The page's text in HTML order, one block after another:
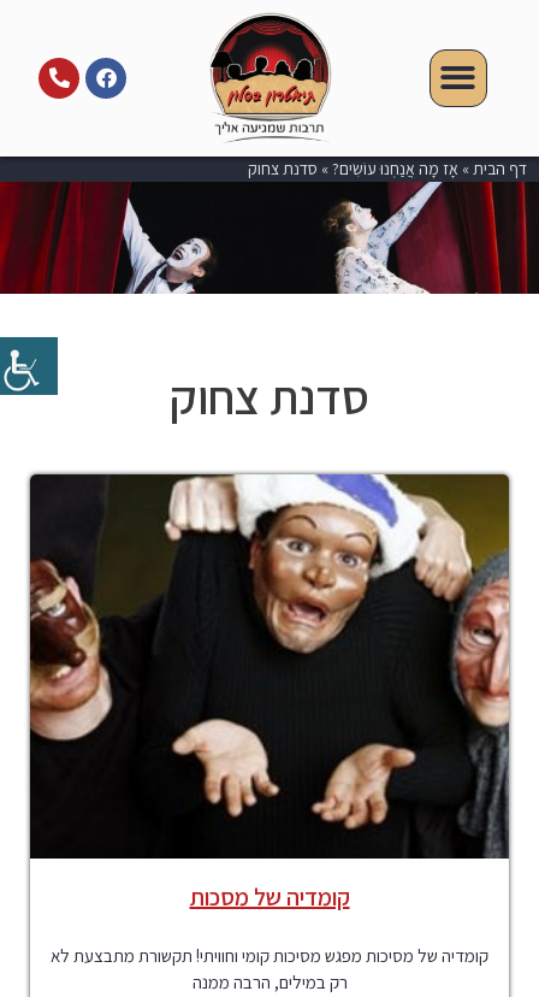
דף הבית» אָז מָה אֲנַחְנוּ עוֹשִׂים?» סדנת צחוק
סדנת צחוק
קומדיה של מסכות
קומדיה של מסיכות מפגש מסיכות קומי וחוויתי! תקשורת מתבצעת לא
רק במילים, הרבה ממנה